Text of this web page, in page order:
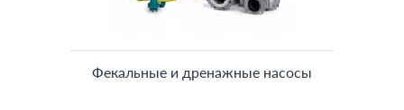
Фекальные и дренажные насосы